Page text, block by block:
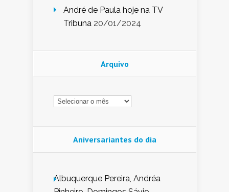
André de Paula hoje na TV
Tribuna 20/01/2024
Arquivo
Arquivo
Aniversariantes do dia
Albuquerque Pereira, Andréa